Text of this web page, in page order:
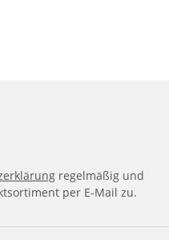
regelmäßig und
per E-Mail zu.